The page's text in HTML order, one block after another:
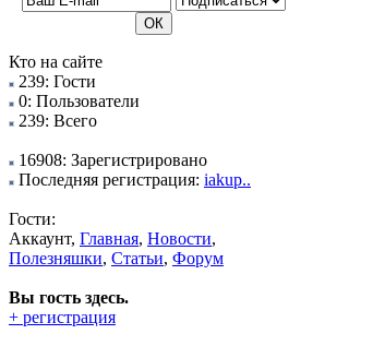
Кто на сайте
239: Гости
0: Пользователи
239: Всего
16908: Зарегистрировано
Последняя регистрация: iakup..
Гости:
Аккаунт, Главная, Новости,
Полезняшки, Статьи, Форум
Вы гость здесь.
+ регистрация